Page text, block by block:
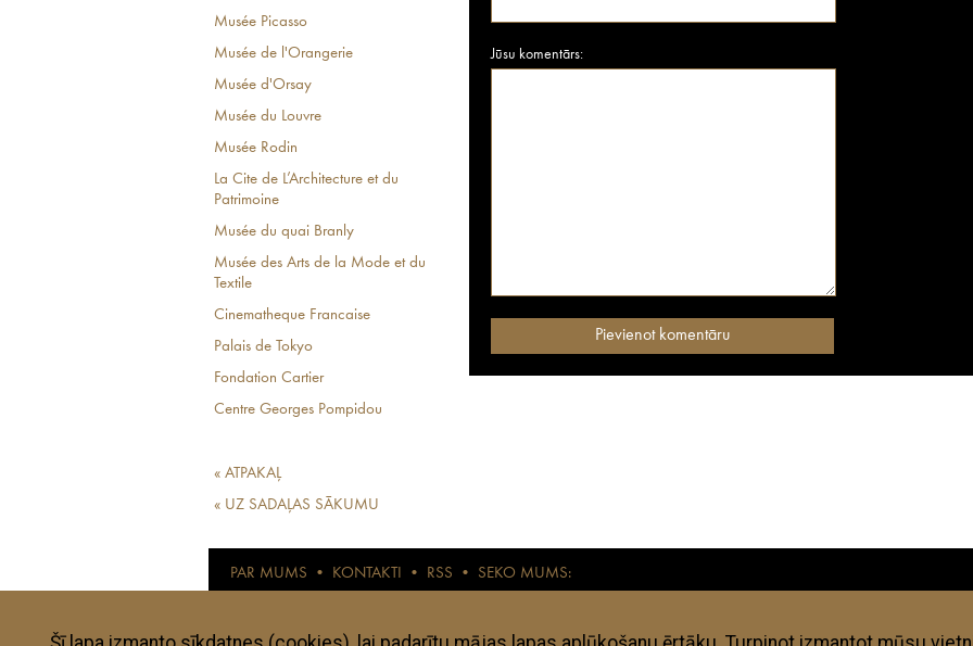
Musée Picasso
Musée de l'Orangerie
Musée d'Orsay
Musée du Louvre
Musée Rodin
La Cite de L’Architecture et du
Patrimoine
Musée du quai Branly
Musée des Arts de la Mode et du
Textile
Cinematheque Francaise
Palais de Tokyo
Fondation Cartier
Centre Georges Pompidou
« ATPAKAĻ
« UZ SADAĻAS SĀKUMU
Jūsu komentārs:
PAR MUMS • KONTAKTI • RSS • SEKO MUMS:
Anothertravelguide.lv ir interneta žurnāls laikmetīgiem mūsdienu ceļotājiem. Visas anothertravelguide.lv apkopotās adreses –